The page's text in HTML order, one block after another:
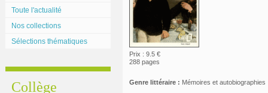
Toute l'actualité
Nos collections
Sélections thématiques
Collège
Prix : 9.5 €
288 pages
Genre littéraire : Mémoires et autobiographies